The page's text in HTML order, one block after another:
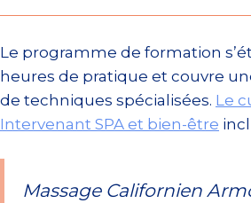
Le programme de formation
heures de pratique et couvre
de techniques spécialisées. Le
Intervenant SPA et bien-être
Massage Californien